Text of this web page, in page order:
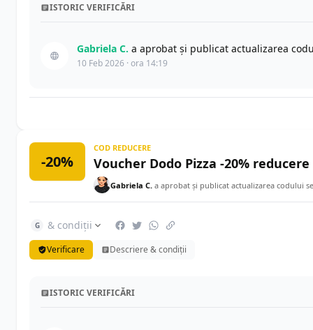
ISTORIC VERIFICĂRI
Gabriela C. a aprobat și publicat actualizarea
10 Feb 2026 · ora 14:19
-20%
COD REDUCERE
Voucher Dodo Pizza -20%
Gabriela C. a aprobat și publicat actualizarea codului
G & condiții
Verificare Descriere & condiții
ISTORIC VERIFICĂRI